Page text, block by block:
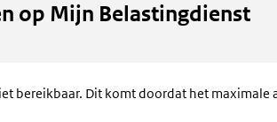
op Mijn Belastingdienst
bereikbaar. Dit komt doordat het maximale